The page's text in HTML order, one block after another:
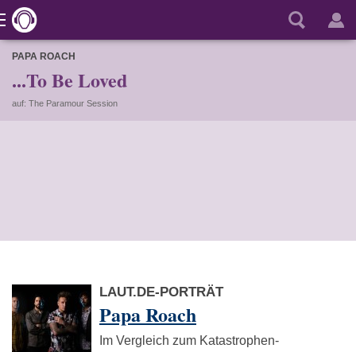
PAPA ROACH
...To Be Loved
auf: The Paramour Session
LAUT.DE-PORTRÄT
Papa Roach
Im Vergleich zum Katastrophen-